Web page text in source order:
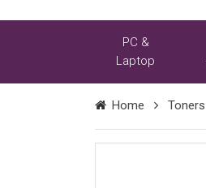
PC &
Laptop
Home Toners